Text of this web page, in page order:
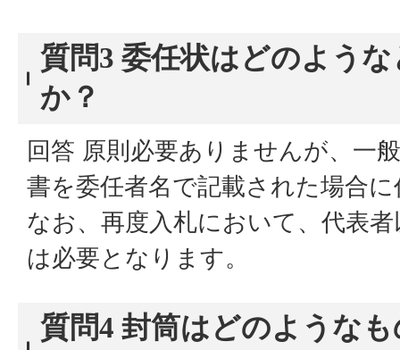
質問3 委任状はどのよう
か？
回答 原則必要ありませんが、一
書を委任者名で記載された場合
なお、再度入札において、代表
は必要となります。
質問4 封筒はどのような